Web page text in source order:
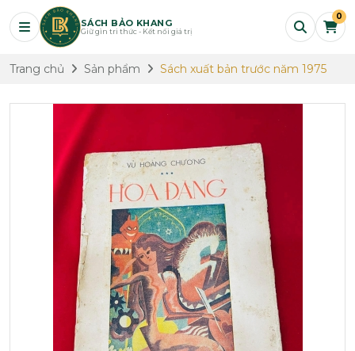
SÁCH BẢO KHANG
Giữ gìn tri thức - Kết nối giá trị
0
Trang chủ Sản phẩm Sách xuất bản trước năm 1975